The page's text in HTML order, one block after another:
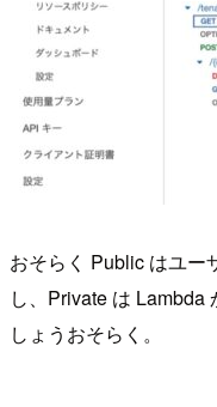
おそらく Public はユー
し、Private は Lambda
しょうおそらく。